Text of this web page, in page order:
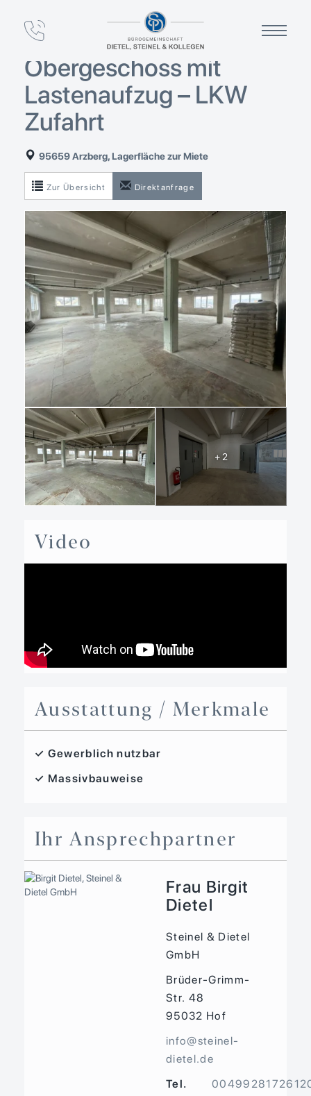
Top-Lagerfläche (ca.
288 m²) – 3.
Obergeschoss mit
Lastenaufzug – LKW
Zufahrt
95659 Arzberg, Lagerfläche zur Miete
Zur Übersicht Direktanfrage
+ 2
Video
Ausstattung / Merkmale
✓ Gewerblich nutzbar
✓ Massivbauweise
Ihr Ansprechpartner
Frau Birgit
Dietel
Steinel & Dietel
GmbH
Brüder-Grimm-
Str. 48
95032 Hof
info@steinel-
dietel.de
Tel.